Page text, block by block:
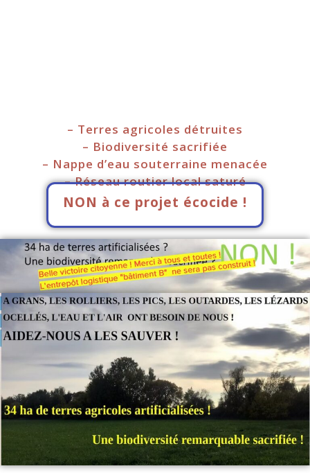
– Terres agricoles détruites
– Biodiversité sacrifiée
– Nappe d’eau souterraine menacée
– Réseau routier local saturé
NON à ce projet écocide !